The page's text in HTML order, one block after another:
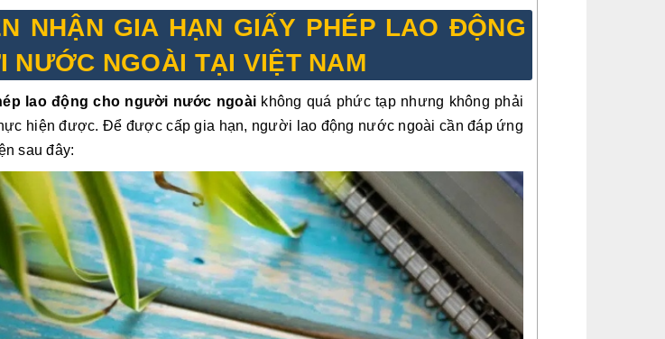
NHẬN GIA HẠN GIẤY PHÉP LAO ĐỘNG
NƯỚC NGOÀI TẠI VIỆT NAM
lao động cho người nước ngoài không quá phức tạp nhưng không phải
hiện được. Để được cấp gia hạn, người lao động nước ngoài cần đáp ứng
sau đây: